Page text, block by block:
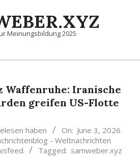
Meinungsbildung 2025
Waffenruhe: Iranische
greifen US-Flotte
haben On: June 3, 2026
- Weltnachrichten
Tagged: samweber.xyz